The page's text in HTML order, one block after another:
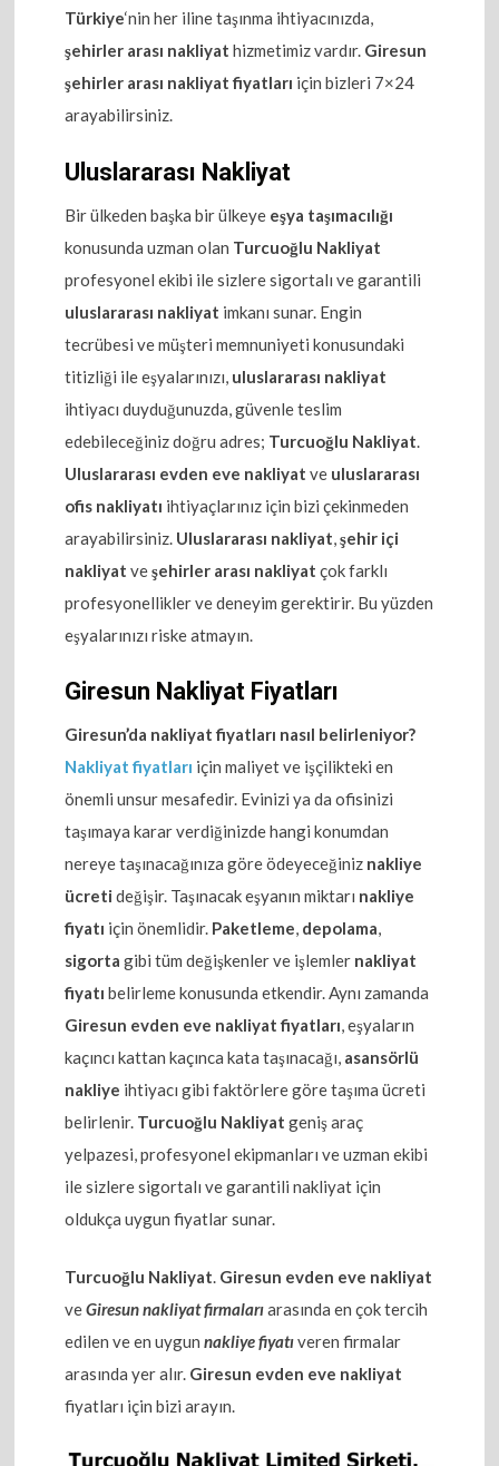
Türkiye‘nin her iline taşınma ihtiyacınızda,
şehirler arası nakliyat hizmetimiz vardır. Giresun
şehirler arası nakliyat fiyatları için bizleri 7×24
arayabilirsiniz.
Uluslararası Nakliyat
Bir ülkeden başka bir ülkeye eşya taşımacılığı
konusunda uzman olan Turcuoğlu Nakliyat
profesyonel ekibi ile sizlere sigortalı ve garantili
uluslararası nakliyat imkanı sunar. Engin
tecrübesi ve müşteri memnuniyeti konusundaki
titizliği ile eşyalarınızı, uluslararası nakliyat
ihtiyacı duyduğunuzda, güvenle teslim
edebileceğiniz doğru adres; Turcuoğlu Nakliyat.
Uluslararası evden eve nakliyat ve uluslararası
ofis nakliyatı ihtiyaçlarınız için bizi çekinmeden
arayabilirsiniz. Uluslararası nakliyat,şehir içi
nakliyat veşehirler arası nakliyat çok farklı
profesyonellikler ve deneyim gerektirir. Bu yüzden
eşyalarınızı riske atmayın.
Giresun Nakliyat Fiyatları
Giresun’da nakliyat fiyatları nasıl belirleniyor?
Nakliyat fiyatları için maliyet ve işçilikteki en
önemli unsur mesafedir. Evinizi ya da ofisinizi
taşımaya karar verdiğinizde hangi konumdan
nereye taşınacağınıza göre ödeyeceğiniz nakliye
ücreti değişir. Taşınacak eşyanın miktarı nakliye
fiyatı için önemlidir. Paketleme, depolama,
sigorta gibi tüm değişkenler ve işlemler nakliyat
fiyatı belirleme konusunda etkendir. Aynı zamanda
Giresun evden eve nakliyat fiyatları, eşyaların
kaçıncı kattan kaçınca kata taşınacağı, asansörlü
nakliye ihtiyacı gibi faktörlere göre taşıma ücreti
belirlenir. Turcuoğlu Nakliyat geniş araç
yelpazesi, profesyonel ekipmanları ve uzman ekibi
ile sizlere sigortalı ve garantili nakliyat için
oldukça uygun fiyatlar sunar.
Turcuoğlu Nakliyat. Giresun evden eve nakliyat
veGiresun nakliyat firmalarıarasında en çok tercih
edilen ve en uygunnakliye fiyatıveren firmalar
arasında yer alır. Giresun evden eve nakliyat
fiyatları için bizi arayın.